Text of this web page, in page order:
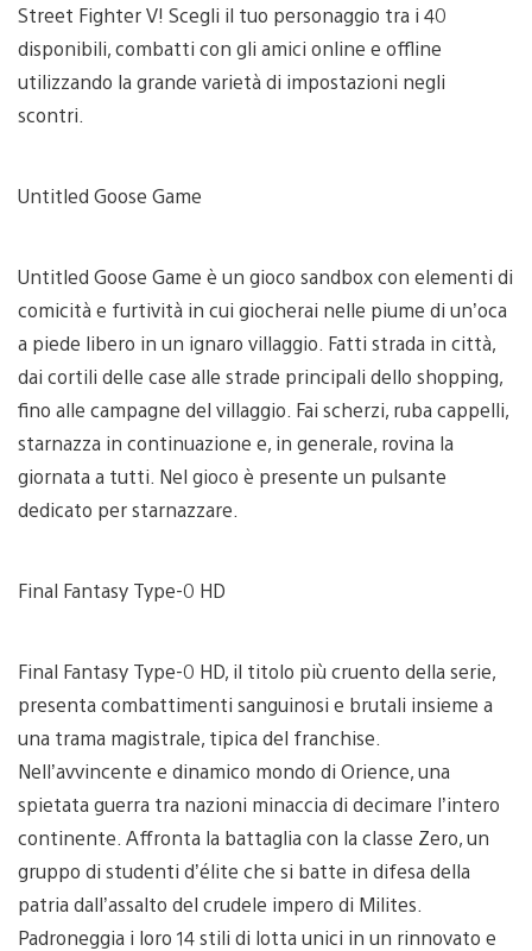
Street Fighter V! Scegli il tuo personaggio tra i 40
disponibili, combatti con gli amici online e offline
utilizzando la grande varietà di impostazioni negli
scontri.
Untitled Goose Game
Untitled Goose Game è un gioco sandbox con elementi di
comicità e furtività in cui giocherai nelle piume di un’oca
a piede libero in un ignaro villaggio. Fatti strada in città,
dai cortili delle case alle strade principali dello shopping,
fino alle campagne del villaggio. Fai scherzi, ruba cappelli,
starnazza in continuazione e, in generale, rovina la
giornata a tutti. Nel gioco è presente un pulsante
dedicato per starnazzare.
Final Fantasy Type-0 HD
Final Fantasy Type-0 HD, il titolo più cruento della serie,
presenta combattimenti sanguinosi e brutali insieme a
una trama magistrale, tipica del franchise.
Nell’avvincente e dinamico mondo di Orience, una
spietata guerra tra nazioni minaccia di decimare l’intero
continente. Affronta la battaglia con la classe Zero, un
gruppo di studenti d’élite che si batte in difesa della
patria dall’assalto del crudele impero di Milites.
Padroneggia i loro 14 stili di lotta unici in un rinnovato e